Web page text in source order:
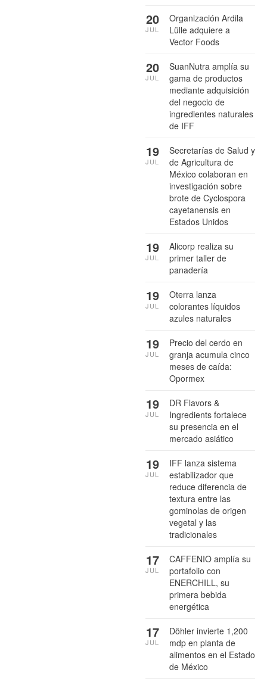
Organización Ardila
Lülle adquiere a
Vector Foods
20
JUL
SuanNutra amplía su
gama de productos
mediante adquisición
del negocio de
ingredientes naturales
de IFF
20
JUL
Secretarías de Salud y
de Agricultura de
México colaboran en
investigación sobre
brote de Cyclospora
cayetanensis en
Estados Unidos
19
JUL
Alicorp realiza su
primer taller de
panadería
19
JUL
Oterra lanza
colorantes líquidos
azules naturales
19
JUL
Precio del cerdo en
granja acumula cinco
meses de caída:
Opormex
19
JUL
DR Flavors &
Ingredients fortalece
su presencia en el
mercado asiático
19
JUL
IFF lanza sistema
estabilizador que
reduce diferencia de
textura entre las
gominolas de origen
vegetal y las
tradicionales
19
JUL
CAFFENIO amplía su
portafolio con
ENERCHILL, su
primera bebida
energética
17
JUL
Döhler invierte 1,200
mdp en planta de
alimentos en el Estado
de México
17
JUL